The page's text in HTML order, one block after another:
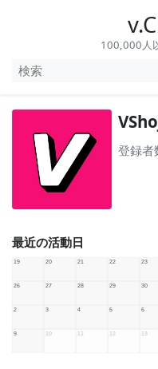
100,000人
登録
最近の活動日